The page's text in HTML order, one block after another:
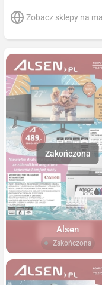
Zobacz sklepy na
Alsen
Zakończona